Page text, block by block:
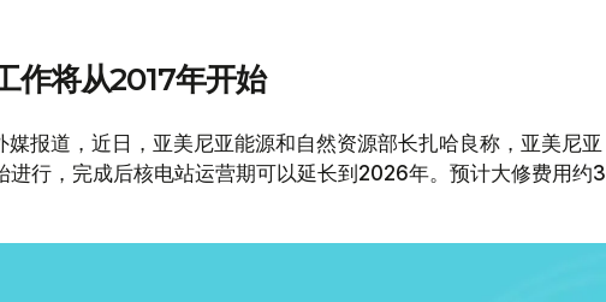
作将从2017年开始
报道，近日，亚美尼亚能源和自然资源部长扎哈良称，亚美尼亚
进行，完成后核电站运营期可以延长到2026年。预计大修费用约3